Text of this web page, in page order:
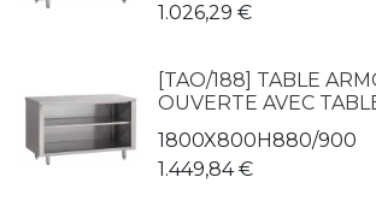
1.026,29 €
[TAO/188] TABLE
OUVERTE AVEC
1800X800H880/900
1.449,84€